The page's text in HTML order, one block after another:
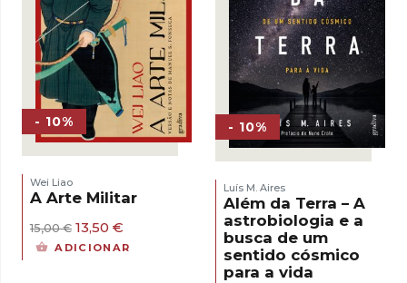
- 10%
Wei Liao
A Arte Militar
15,00€ O
preço
original
13,50 €
preço
atual
ADICIONAR
- 10%
Luís M. Aires
Além da Terra – A
astrobiologia e a
busca de um
sentido cósmico
para a vida